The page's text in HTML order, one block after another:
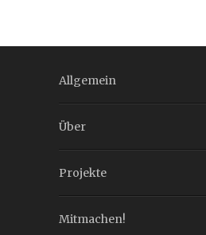
Allgemein
Über
Projekte
Mitmachen!